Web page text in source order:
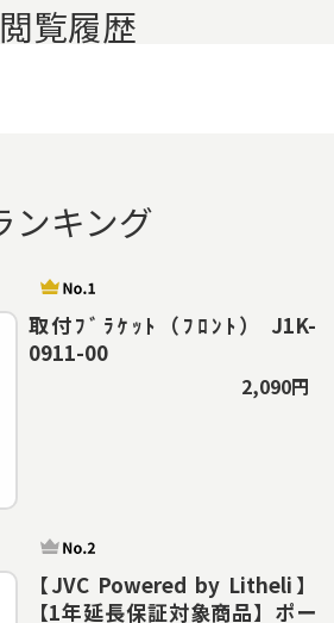
閲覧履歴
ンキング
取付ﾌﾞﾗｹｯﾄ（ﾌﾛﾝﾄ） J1K-
0911-00
2,090円
【JVC Powered by Litheli】
【1年延長保証対象商品】ポー